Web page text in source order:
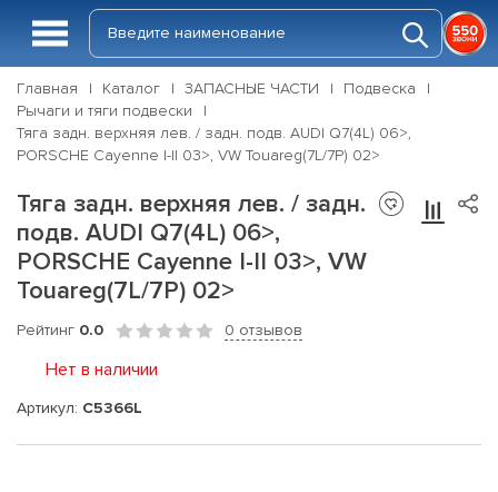
Главная Каталог ЗАПАСНЫЕ ЧАСТИ
Подвеска
Рычаги и тяги подвески
Тяга задн. верхняя лев. / задн. подв. AUDI Q7(4L) 06>,
PORSCHE Cayenne I-II 03>, VW Touareg(7L/7P) 02>
Тяга задн. верхняя лев. / задн.
подв. AUDI Q7(4L) 06>,
PORSCHE Cayenne I-II 03>, VW
Touareg(7L/7P) 02>
Рейтинг 0.0 0 отзывов
Нет в наличии
Артикул: C5366L